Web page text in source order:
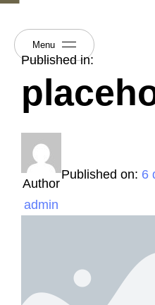
Menu
Published in:
Author
admin
Published on: 6